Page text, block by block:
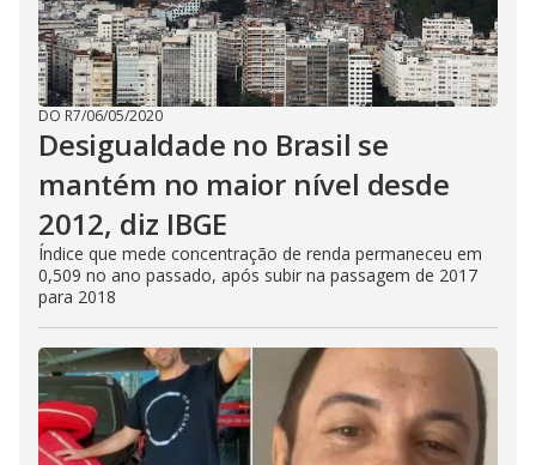
DO R7/06/05/2020
Desigualdade no Brasil se
mantém no maior nível desde
2012, diz IBGE
Índice que mede concentração de renda permaneceu em
0,509 no ano passado, após subir na passagem de 2017
para 2018